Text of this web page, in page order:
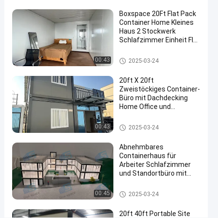
P
A
T
r
e
n
n
b
s
C
n
00:43
Boxspace 20Ft Flat Pack
Container Home Kleines
Haus 2 Stockwerk
Schlafzimmer Einheit Flat
Abnehmbares Behälterhaus
2025-03-24
00:43
20ft X 20ft
Zweistöckiges Container-
Büro mit Dachdecking
Home Office und
persönliche Nutzung
Abnehmbares Behälterhaus
2025-03-24
00:45
Abnehmbares
Containerhaus für
Arbeiter Schlafzimmer
und Standortbüro mit
einfacher Installation
Abnehmbares Behälterhaus
2025-03-24
20ft 40ft Portable Site